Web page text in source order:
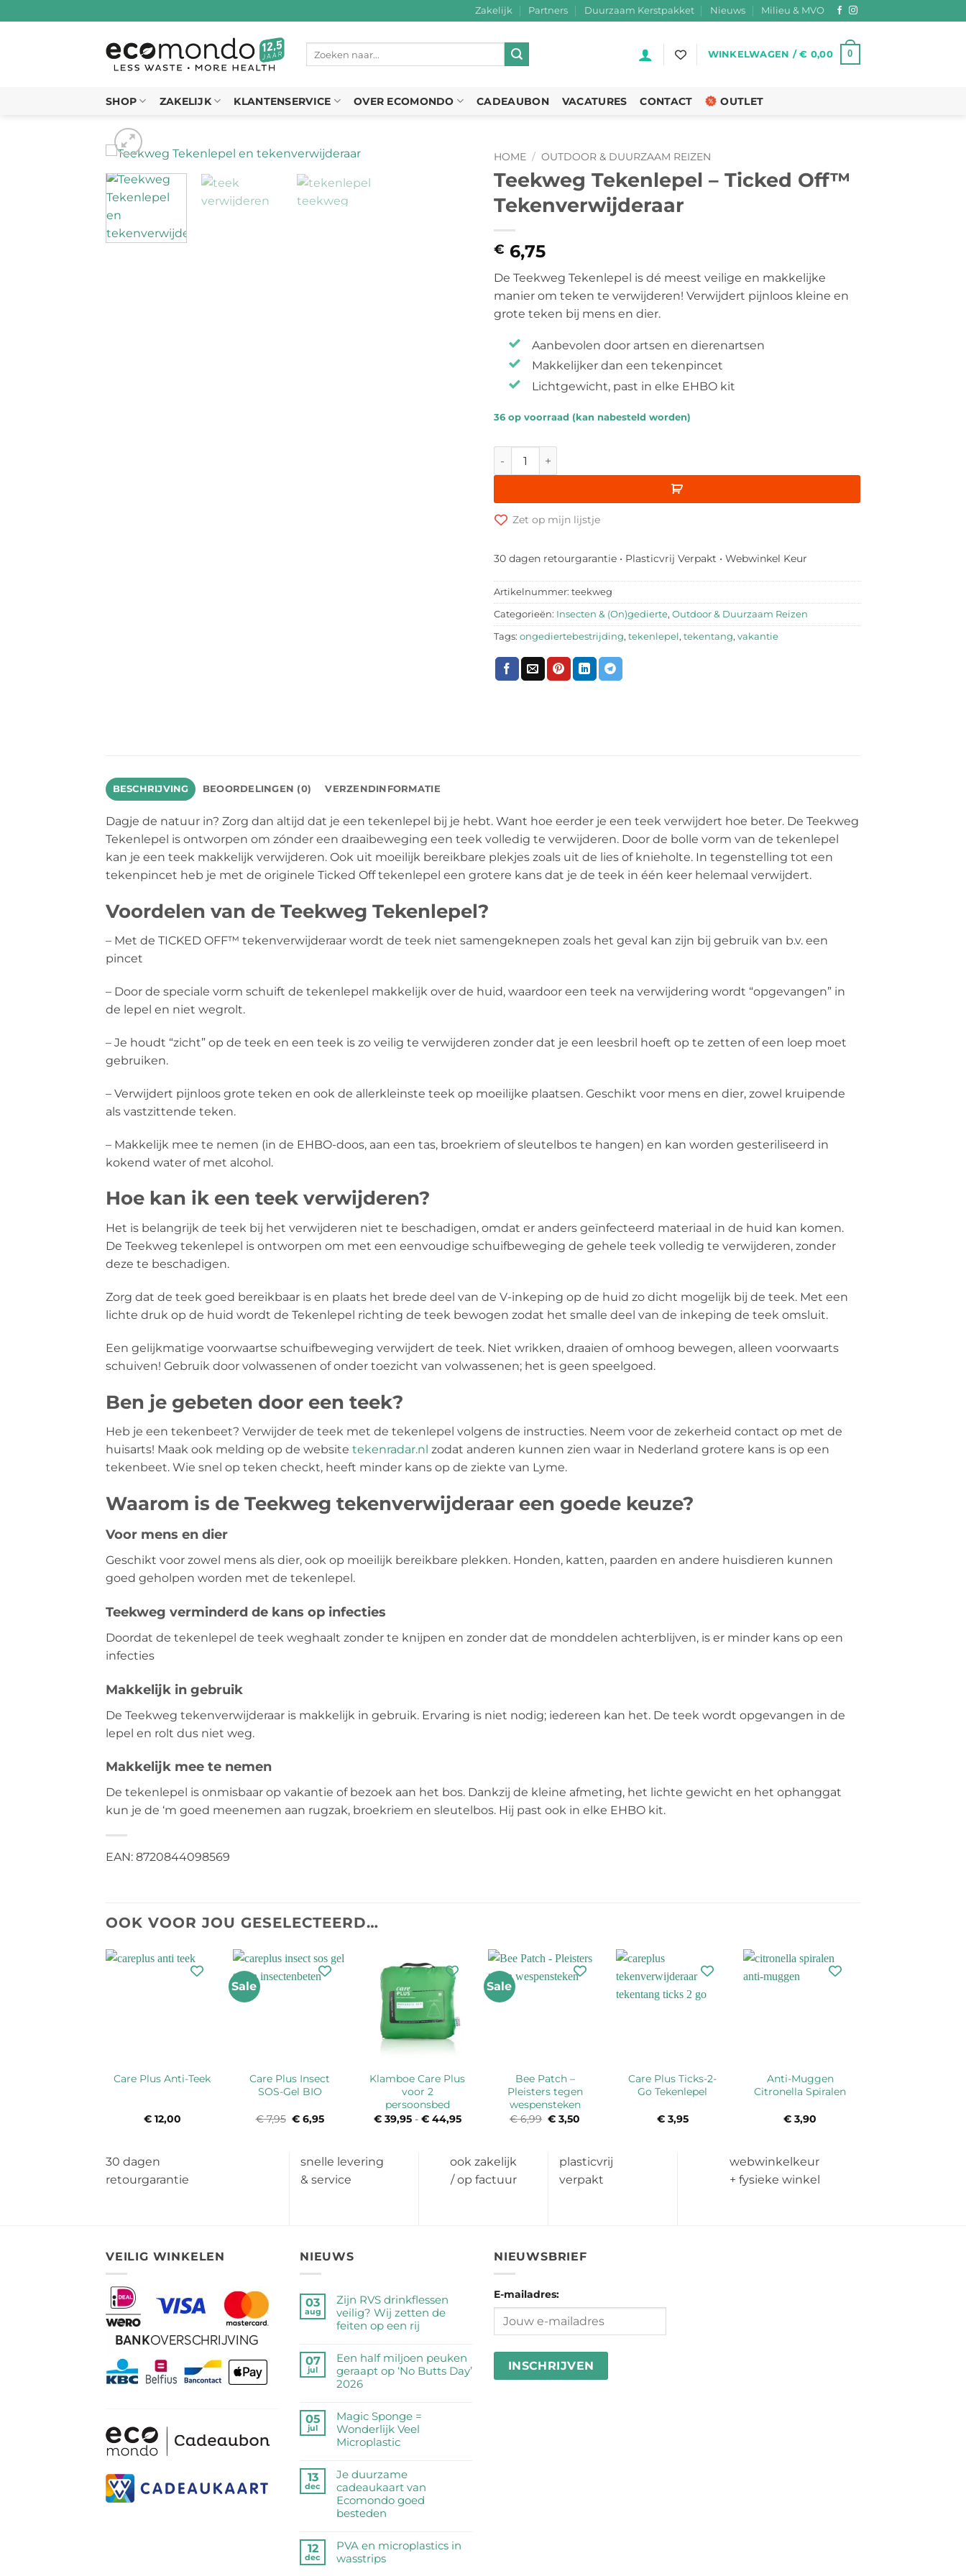
Zakelijk Partners Duurzaam Kerstpakket Nieuws Milieu & MVO
Zoeken
WINKELWAGEN /€ 0,00 0
SHOP ZAKELIJK KLANTENSERVICE OVER ECOMONDO CADEAUBON VACATURES CONTACT OUTLET
HOME / OUTDOOR & DUURZAAM REIZEN
Teekweg Tekenlepel – Ticked Off™
Tekenverwijderaar
€ 6,75
De Teekweg Tekenlepel is dé meest veilige en makkelijke
manier om teken te verwijderen! Verwijdert pijnloos kleine en
grote teken bij mens en dier.
Aanbevolen door artsen en dierenartsen
Makkelijker dan een tekenpincet
Lichtgewicht, past in elke EHBO kit
36 op voorraad (kan nabesteld worden)
Teekweg Tekenlepel - Ticked Off™ Tekenverwijderaar aantal
Zet op mijn lijstje
30 dagen retourgarantie • Plasticvrij Verpakt • Webwinkel Keur
Artikelnummer: teekweg
Categorieën: Insecten & (On)gedierte, Outdoor & Duurzaam Reizen
Tags: ongediertebestrijding, tekenlepel, tekentang, vakantie
BESCHRIJVING BEOORDELINGEN (0) VERZENDINFORMATIE
Dagje de natuur in? Zorg dan altijd dat je een tekenlepel bij je hebt. Want hoe eerder je een teek verwijdert hoe beter. De Teekweg
Tekenlepel is ontworpen om zónder een draaibeweging een teek volledig te verwijderen. Door de bolle vorm van de tekenlepel
kan je een teek makkelijk verwijderen. Ook uit moeilijk bereikbare plekjes zoals uit de lies of knieholte. In tegenstelling tot een
tekenpincet heb je met de originele Ticked Off tekenlepel een grotere kans dat je de teek in één keer helemaal verwijdert.
Voordelen van de Teekweg Tekenlepel?
– Met de TICKED OFF™ tekenverwijderaar wordt de teek niet samengeknepen zoals het geval kan zijn bij gebruik van b.v. een
pincet
– Door de speciale vorm schuift de tekenlepel makkelijk over de huid, waardoor een teek na verwijdering wordt “opgevangen” in
de lepel en niet wegrolt.
– Je houdt “zicht” op de teek en een teek is zo veilig te verwijderen zonder dat je een leesbril hoeft op te zetten of een loep moet
gebruiken.
– Verwijdert pijnloos grote teken en ook de allerkleinste teek op moeilijke plaatsen. Geschikt voor mens en dier, zowel kruipende
als vastzittende teken.
– Makkelijk mee te nemen (in de EHBO-doos, aan een tas, broekriem of sleutelbos te hangen) en kan worden gesteriliseerd in
kokend water of met alcohol.
Hoe kan ik een teek verwijderen?
Het is belangrijk de teek bij het verwijderen niet te beschadigen, omdat er anders geïnfecteerd materiaal in de huid kan komen.
De Teekweg tekenlepel is ontworpen om met een eenvoudige schuifbeweging de gehele teek volledig te verwijderen, zonder
deze te beschadigen.
Zorg dat de teek goed bereikbaar is en plaats het brede deel van de V-inkeping op de huid zo dicht mogelijk bij de teek. Met een
lichte druk op de huid wordt de Tekenlepel richting de teek bewogen zodat het smalle deel van de inkeping de teek omsluit.
Een gelijkmatige voorwaartse schuifbeweging verwijdert de teek. Niet wrikken, draaien of omhoog bewegen, alleen voorwaarts
schuiven! Gebruik door volwassenen of onder toezicht van volwassenen; het is geen speelgoed.
Ben je gebeten door een teek?
Heb je een tekenbeet? Verwijder de teek met de tekenlepel volgens de instructies. Neem voor de zekerheid contact op met de
huisarts! Maak ook melding op de website tekenradar.nl zodat anderen kunnen zien waar in Nederland grotere kans is op een
tekenbeet. Wie snel op teken checkt, heeft minder kans op de ziekte van Lyme.
Waarom is de Teekweg tekenverwijderaar een goede keuze?
Voor mens en dier
Geschikt voor zowel mens als dier, ook op moeilijk bereikbare plekken. Honden, katten, paarden en andere huisdieren kunnen
goed geholpen worden met de tekenlepel.
Teekweg verminderd de kans op infecties
Doordat de tekenlepel de teek weghaalt zonder te knijpen en zonder dat de monddelen achterblijven, is er minder kans op een
infecties
Makkelijk in gebruik
De Teekweg tekenverwijderaar is makkelijk in gebruik. Ervaring is niet nodig; iedereen kan het. De teek wordt opgevangen in de
lepel en rolt dus niet weg.
Makkelijk mee te nemen
De tekenlepel is onmisbaar op vakantie of bezoek aan het bos. Dankzij de kleine afmeting, het lichte gewicht en het ophanggat
kun je de ‘m goed meenemen aan rugzak, broekriem en sleutelbos. Hij past ook in elke EHBO kit.
EAN: 8720844098569
OOK VOOR JOU GESELECTEERD…
Care Plus Anti-Teek
€12,00
Sale
Care Plus Insect
SOS-Gel BIO
€7,95 Oorspronkelijke
prijs
€6,95Huidige
Klamboe Care Plus
voor 2
persoonsbed
€39,95 - €44,95Prijsklasse:
Sale
Bee Patch –
Pleisters tegen
wespensteken
€6,99 Oorspronkelijke
prijs
€ 3,50
Care Plus Ticks-2-
Go Tekenlepel
€3,95
Anti-Muggen
Citronella Spiralen
€ 3,90
30 dagen
retourgarantie
snelle levering
& service
ook zakelijk
/ op factuur
plasticvrij
verpakt
webwinkelkeur
+ fysieke winkel
VEILIG WINKELEN NIEUWS
03
aug
Zijn RVS drinkflessen
veilig? Wij zetten de
feiten op een rij
reacties
op
Zijn
veilig?
Wij
zetten
feiten
op
een
rij
07
jul
Een half miljoen peuken
geraapt op ‘No Butts Day’
2026
reacties
op
Een
peuken
geraapt
op
‘No
Day’
2026
05
jul
Magic Sponge =
Wonderlijk Veel
Microplastic
reacties
op
Magic
Sponge
Veel
Microplastic
13
dec
Je duurzame
cadeaukaart van
Ecomondo goed
besteden
reacties
op
12
dec
PVA en microplastics in
wasstrips
NIEUWSBRIEF
E-mailadres: